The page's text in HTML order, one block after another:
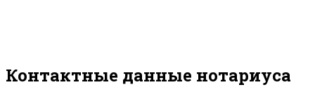
Контактные данные нотариуса